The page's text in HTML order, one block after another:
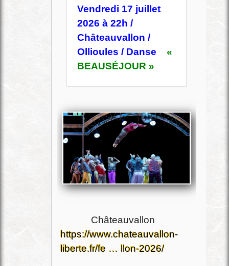
Vendredi 17 juillet
2026 à 22h /
Châteauvallon /
Ollioules / Danse
«
BEAUSÉJOUR »
Châteauvallon
https://www.chateauvallon-
liberte.fr/fe … llon-2026/